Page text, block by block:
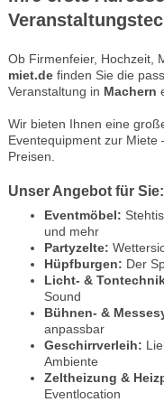
Ob Firmenfeier, Hochzeit,
miet.definden Sie die
Veranstaltung in Machern
Wir bieten Ihnen eine
Eventequipment zur Miete
Preisen.
Unser Angebot für Sie:
Eventmöbel:
und mehr
Partyzelte:
Hüpfburgen: Der
Licht- &
Sound
Bühnen- &
anpassbar
Geschirrverleih:
Ambiente
Zeltheizung &
Eventlocation